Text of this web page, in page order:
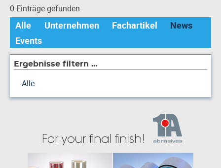
0 Einträge gefunden
Alle Unternehmen Fachartikel
News
Events
Ergebnisse filtern …
Alle